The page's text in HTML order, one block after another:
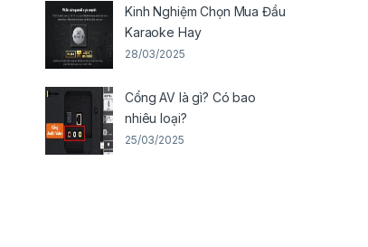
Kinh Nghiệm Chọn Mua Đầu
Karaoke Hay
28/03/2025
Cổng AV là gì? Có bao
nhiêu loại?
25/03/2025